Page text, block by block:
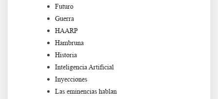
Futuro
Guerra
HAARP
Hambruna
Historia
Inteligencia Artificial
Inyecciones
Las eminencias hablan